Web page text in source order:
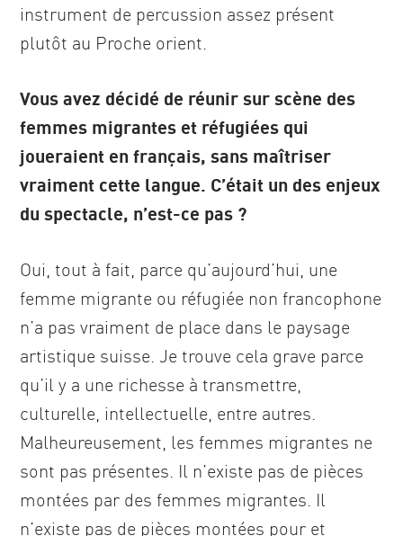
instrument de percussion assez présent
plutôt au Proche orient.
Vous avez décidé de réunir sur scène des
femmes migrantes et réfugiées qui
joueraient en français, sans maîtriser
vraiment cette langue. C’était un des enjeux
du spectacle, n’est-ce pas ?
Oui, tout à fait, parce qu’aujourd’hui, une
femme migrante ou réfugiée non francophone
n’a pas vraiment de place dans le paysage
artistique suisse. Je trouve cela grave parce
qu’il y a une richesse à transmettre,
culturelle, intellectuelle, entre autres.
Malheureusement, les femmes migrantes ne
sont pas présentes. Il n’existe pas de pièces
montées par des femmes migrantes. Il
n’existe pas de pièces montées pour et